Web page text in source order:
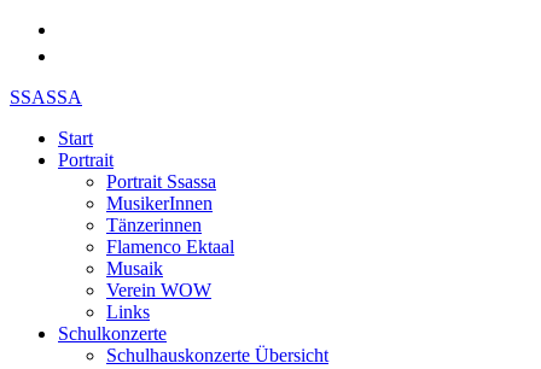
SSASSA
Start
Portrait
Portrait Ssassa
MusikerInnen
Tänzerinnen
Flamenco Ektaal
Musaik
Verein WOW
Links
Schulkonzerte
Schulhauskonzerte Übersicht